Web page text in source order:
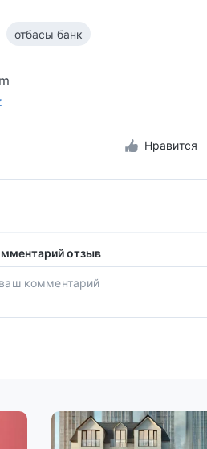
отбасы банк
Нравится
отзыв